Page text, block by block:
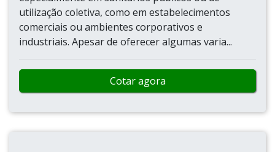
utilização coletiva, como em estabelecimentos
comerciais ou ambientes corporativos e
industriais. Apesar de oferecer algumas varia...
Cotar agora